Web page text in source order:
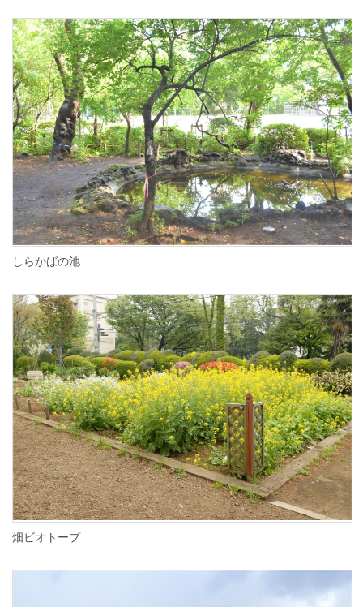
しらかばの池
畑ビオトープ